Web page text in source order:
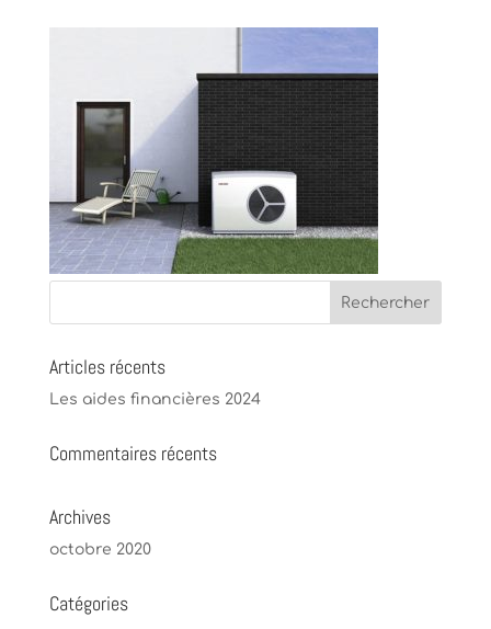
Articles récents
Les aides financières 2024
Commentaires récents
Archives
octobre 2020
Catégories